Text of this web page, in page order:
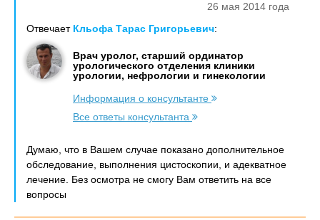
26 мая 2014 года
Отвечает Кльофа Тарас Григорьевич:
Врач уролог, старший ординатор
урологического отделения клиники
урологии, нефрологии и гинекологии
Информация о консультанте
Все ответы консультанта
Думаю, что в Вашем случае показано дополнительное
обследование, выполнения цистоскопии, и адекватное
лечение. Без осмотра не смогу Вам ответить на все
вопросы